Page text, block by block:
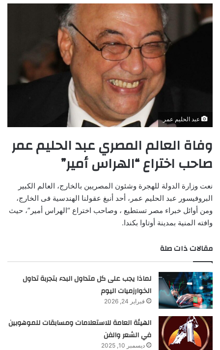
عبد الحليم عمر
وفاة العالم المصري عبد الحليم عمر
صاحب اختراع “الهراس أمير”
نعت وزارة الدولة للهجرة وشئون المصريين بالخارج، العالم الكبير
البروفيسور عبد الحليم عمر، أحد أنبغ عقولنا الهندسية فى الخارج،
ومن أوائل خبراء مصر تستطيع ، وصاحب اختراع “الهراس أمير”، حيث
وافته المنية بمدينة أوتاوا بكندا.
مقالات ذات صلة
لماذا يجب على كل متداول البدء بتجربة تداول
الخوارزميات اليوم
فبراير 24, 2026
الهيئة العامة للاستعلامات ومسابقات للموهوبين
في الشعر والفن
ديسمبر 10, 2025